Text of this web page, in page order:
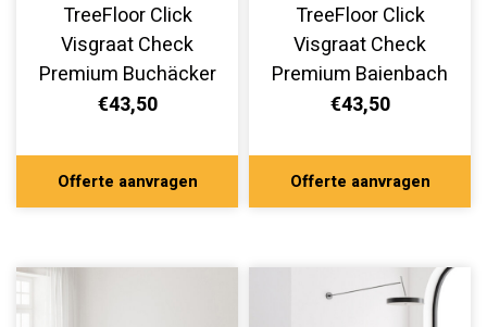
TreeFloor Click
Visgraat Check
Premium Buchäcker
TR.CHECK-2478-H
€43,50
Offerte aanvragen
TreeFloor Click
Visgraat Check
Premium Baienbach
TR.CHECK-2477-H
€43,50
Offerte aanvragen